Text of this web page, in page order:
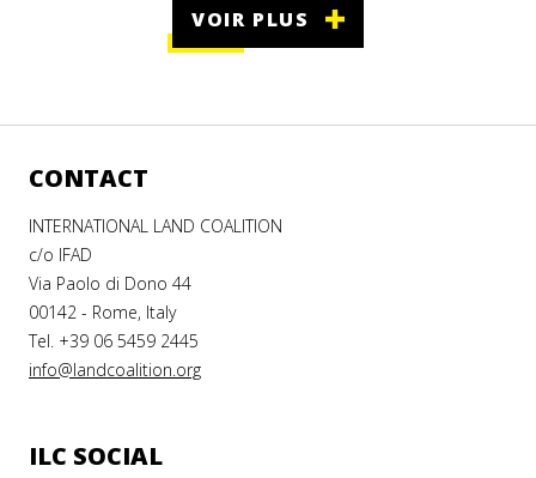
VOIR PLUS
CONTACT
INTERNATIONAL LAND COALITION
c/o IFAD
Via Paolo di Dono 44
00142 - Rome, Italy
Tel. +39 06 5459 2445
info@landcoalition.org
ILC SOCIAL